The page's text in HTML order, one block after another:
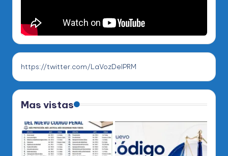
https://twitter.com/LaVozDelPRM
Mas vistas